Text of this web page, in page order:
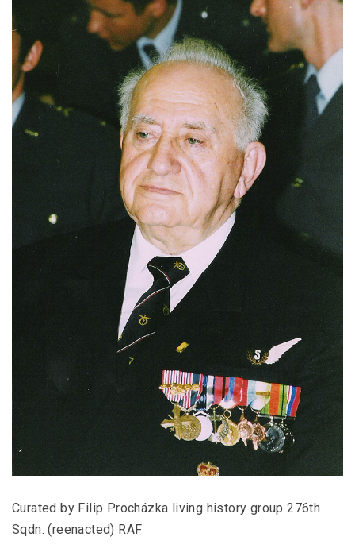
Curated by Filip Procházka living history group 276th
Sqdn. (reenacted) RAF